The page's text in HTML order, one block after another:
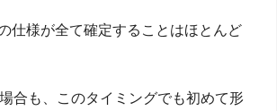
仕様が全て確定することはほとんど
合も、このタイミングでも初めて形